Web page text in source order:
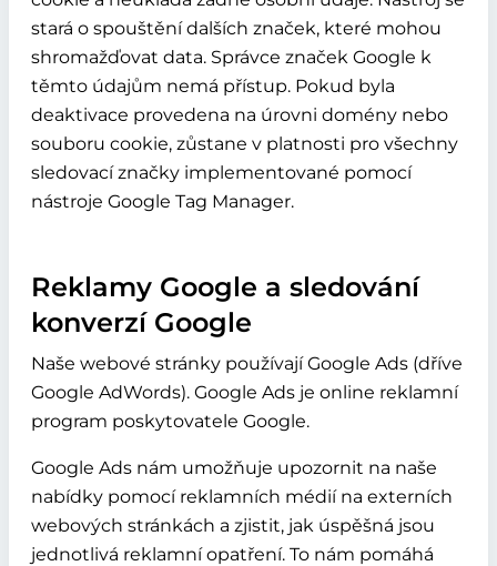
stará o spouštění dalších značek, které mohou
shromažďovat data. Správce značek Google k
těmto údajům nemá přístup. Pokud byla
deaktivace provedena na úrovni domény nebo
souboru cookie, zůstane v platnosti pro všechny
sledovací značky implementované pomocí
nástroje Google Tag Manager.
Reklamy Google a sledování
konverzí Google
Naše webové stránky používají Google Ads (dříve
Google AdWords). Google Ads je online reklamní
program poskytovatele Google.
Google Ads nám umožňuje upozornit na naše
nabídky pomocí reklamních médií na externích
webových stránkách a zjistit, jak úspěšná jsou
jednotlivá reklamní opatření. To nám pomáhá